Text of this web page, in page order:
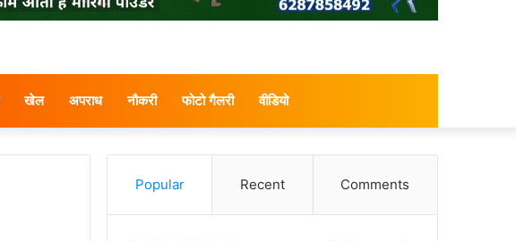
खेल अपराध नौकरी फोटो गैलरी वीडियो
Popular Recent Comments